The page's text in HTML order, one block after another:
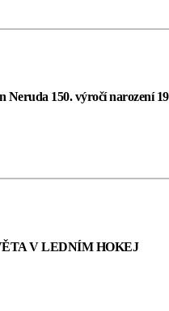
Neruda 150. výročí narození
V LEDNÍM HOKEJ